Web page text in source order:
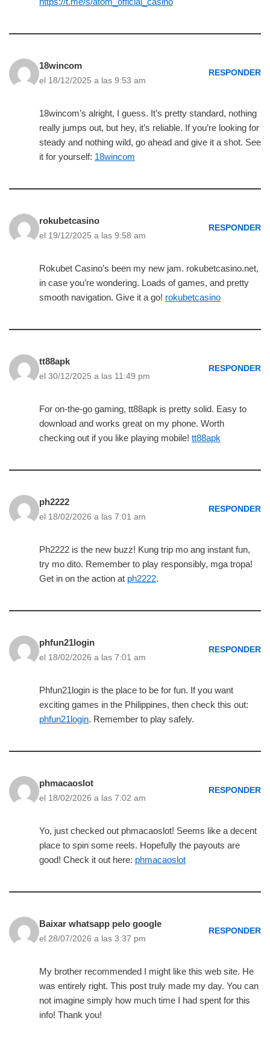
18wincom
el 18/12/2025 a las 9:53 am
RESPONDER
18wincom’s alright, I guess. It’s pretty standard, nothing
really jumps out, but hey, it’s reliable. If you’re looking for
steady and nothing wild, go ahead and give it a shot. See
it for yourself: 18wincom
rokubetcasino
el 19/12/2025 a las 9:58 am
RESPONDER
Rokubet Casino’s been my new jam. rokubetcasino.net,
in case you’re wondering. Loads of games, and pretty
smooth navigation. Give it a go! rokubetcasino
tt88apk
el 30/12/2025 a las 11:49 pm
RESPONDER
For on-the-go gaming, tt88apk is pretty solid. Easy to
download and works great on my phone. Worth
checking out if you like playing mobile! tt88apk
ph2222
el 18/02/2026 a las 7:01 am
RESPONDER
Ph2222 is the new buzz! Kung trip mo ang instant fun,
try mo dito. Remember to play responsibly, mga tropa!
Get in on the action at ph2222.
phfun21login
el 18/02/2026 a las 7:01 am
RESPONDER
Phfun21login is the place to be for fun. If you want
exciting games in the Philippines, then check this out:
phfun21login. Remember to play safely.
phmacaoslot
el 18/02/2026 a las 7:02 am
RESPONDER
Yo, just checked out phmacaoslot! Seems like a decent
place to spin some reels. Hopefully the payouts are
good! Check it out here: phmacaoslot
Baixar whatsapp pelo google
el 28/07/2026 a las 3:37 pm
RESPONDER
My brother recommended I might like this web site. He
was entirely right. This post truly made my day. You can
not imagine simply how much time I had spent for this
info! Thank you!